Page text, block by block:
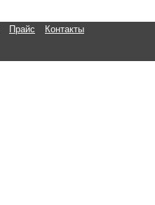
Прайс
Контакты